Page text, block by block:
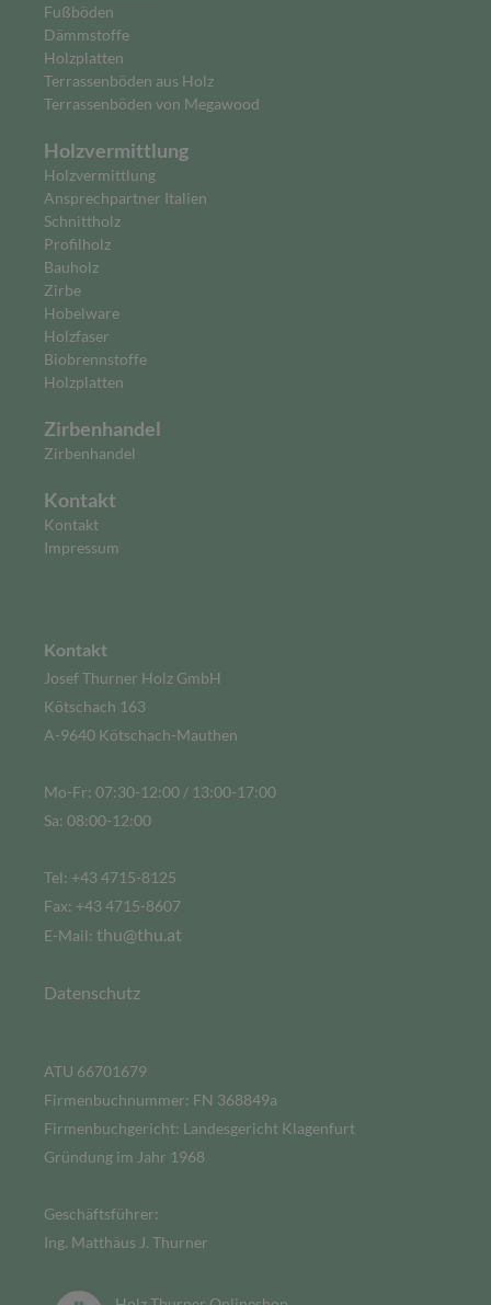
Fußböden
Dämmstoffe
Holzplatten
Terrassenböden aus Holz
Terrassenböden von Megawood
Holzvermittlung
Holzvermittlung
Ansprechpartner Italien
Schnittholz
Profilholz
Bauholz
Zirbe
Hobelware
Holzfaser
Biobrennstoffe
Holzplatten
Zirbenhandel
Zirbenhandel
Kontakt
Kontakt
Impressum
Kontakt
Josef Thurner Holz GmbH
Kötschach 163
A-9640 Kötschach-Mauthen
Mo-Fr: 07:30-12:00 / 13:00-17:00
Sa: 08:00-12:00
Tel: +43 4715-8125
Fax: +43 4715-8607
E-Mail: thu@thu.at
Datenschutz
ATU 66701679
Firmenbuchnummer: FN 368849a
Firmenbuchgericht: Landesgericht Klagenfurt
Gründung im Jahr 1968
Geschäftsführer:
Ing. Matthäus J. Thurner